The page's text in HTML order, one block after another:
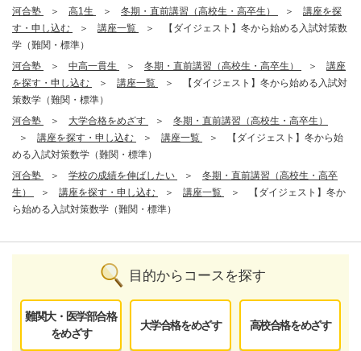
河合塾
高1生 冬期・直前講習（高校生・高卒生）
講座を探
す・申し込む
講座一覧
【ダイジェスト】冬から始める入試対策数
学（難関・標準）
河合塾
中高一貫生 冬期・直前講習（高校生・高卒生）
講座
を探す・申し込む
講座一覧
【ダイジェスト】冬から始める入試対
策数学（難関・標準）
河合塾
大学合格をめざす
冬期・直前講習（高校生・高卒生）
講座を探す・申し込む
講座一覧
【ダイジェスト】冬から始
める入試対策数学（難関・標準）
河合塾
学校の成績を伸ばしたい
冬期・直前講習（高校生・高卒
生）
講座を探す・申し込む 講座一覧
【ダイジェスト】冬か
ら始める入試対策数学（難関・標準）
目的からコースを探す
難関大・医学部合格
をめざす
大学合格をめざす 高校合格をめざす